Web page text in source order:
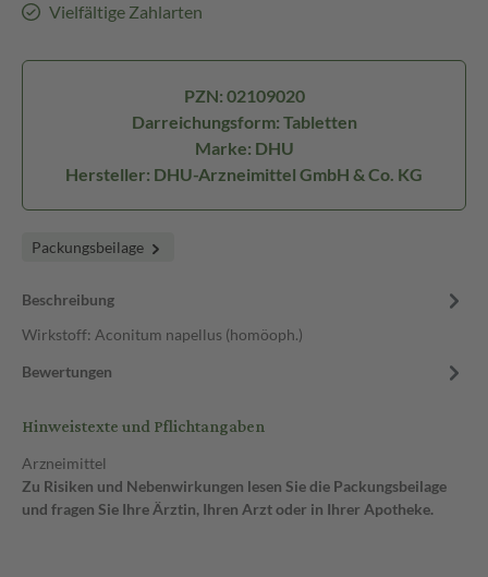
Vielfältige Zahlarten
PZN: 02109020
Darreichungsform: Tabletten
Marke: DHU
Hersteller: DHU-Arzneimittel GmbH & Co. KG
Packungsbeilage
Beschreibung
Wirkstoff: Aconitum napellus (homöoph.)
Bewertungen
Hinweistexte und Pflichtangaben
Arzneimittel
Zu Risiken und Nebenwirkungen lesen Sie die Packungsbeilage
und fragen Sie Ihre Ärztin, Ihren Arzt oder in Ihrer Apotheke.